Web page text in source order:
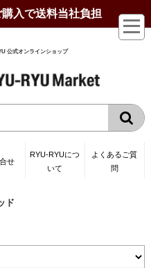
入で送料当社負担
公式オンラインショップ
せ
RYU-RYUにつ
いて
よくあるご質
問
ド